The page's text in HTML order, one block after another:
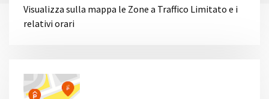
Visualizza sulla mappa le Zone a Traffico Limitato e i
relativi orari